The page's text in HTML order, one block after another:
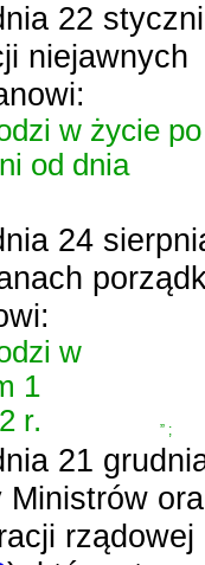
22
niejawnych
w życie po
od dnia
24
w
1
r.
” ;
21